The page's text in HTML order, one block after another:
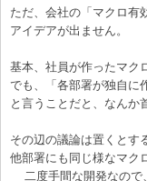
ただ、会社の「マクロ有
アイデアが出ません。
基本、社員が作ったマク
でも、「各部署が独自に
と言うことだと、なんか
その辺の議論は置くとす
他部署にも同じ様なマク
二度手間な開発なので